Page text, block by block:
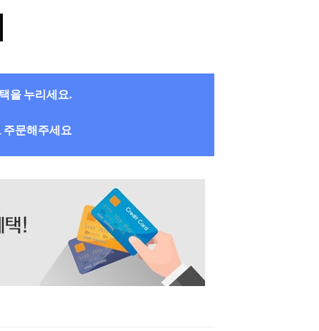
을 누리세요.
문해주세요